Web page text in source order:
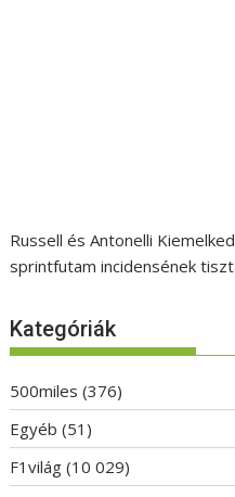
Russell és Antonelli
sprintfutam incidensének
Kategóriák
500miles (376)
Egyéb (51)
F1világ (10 029)